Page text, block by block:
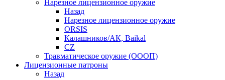
Нарезное лицензионное оружие
Назад
Нарезное лицензионное оружие
ORSIS
Калашников/АК, Baikal
CZ
Травматическое оружие (ОООП)
Лицензионные патроны
Назад